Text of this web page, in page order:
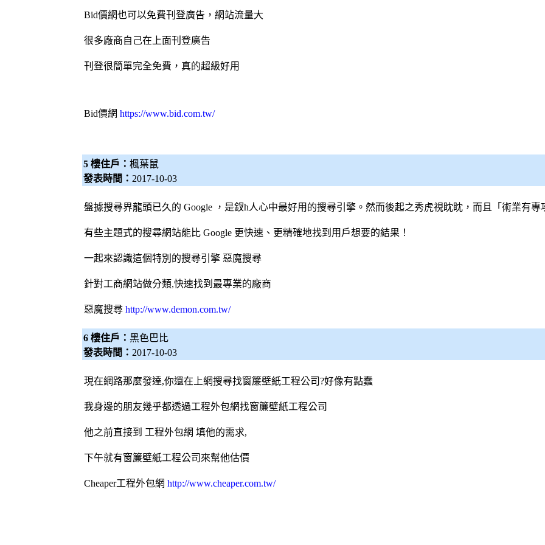
Bid價網也可以免費刊登廣告，網站流量大
很多廠商自己在上面刊登廣告
刊登很簡單完全免費，真的超級好用
Bid價網 https://www.bid.com.tw/
5 樓住戶： 楓葉鼠
發表時間： 2017-10-03
盤據搜尋界龍頭已久的 Google ，是釵h人心中最好用的搜尋引擎。然而後起之秀虎視眈眈，而且「術業有專
有些主題式的搜尋網站能比 Google 更快速、更精確地找到用戶想要的結果！
一起來認識這個特別的搜尋引擎 惡魔搜尋
針對工商網站做分類,快速找到最專業的廠商
惡魔搜尋 http://www.demon.com.tw/
6 樓住戶： 黑色巴比
發表時間： 2017-10-03
現在網路那麼發達,你還在上網搜尋找窗簾壁紙工程公司?好像有點蠢
我身邊的朋友幾乎都透過工程外包網找窗簾壁紙工程公司
他之前直接到 工程外包網 填他的需求,
下午就有窗簾壁紙工程公司來幫他估價
Cheaper工程外包網 http://www.cheaper.com.tw/